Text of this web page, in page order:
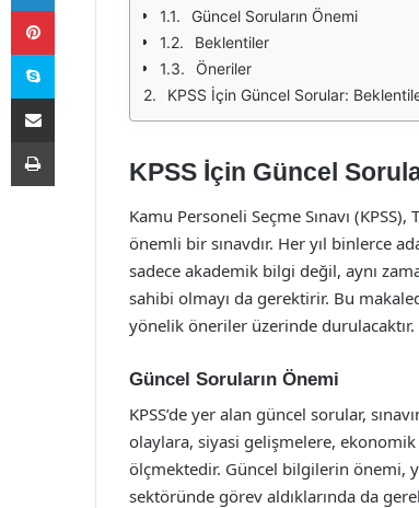
Güncel Soruların Önemi
Beklentiler
Öneriler
KPSS İçin Güncel Sorular:
KPSS İçin Güncel
Kamu Personeli Seçme Sınavı
önemli bir sınavdır. Her yıl binlerce
sadece akademik bilgi değil, aynı
sahibi olmayı da gerektirir. Bu
yönelik öneriler üzerinde durulacaktır.
Güncel Soruların Önemi
KPSS’de yer alan güncel sorular,
olaylara, siyasi gelişmelere,
ölçmektedir. Güncel bilgilerin önemi,
sektöründe görev aldıklarında da
Pinterest
Skype
E-Posta ile paylaş